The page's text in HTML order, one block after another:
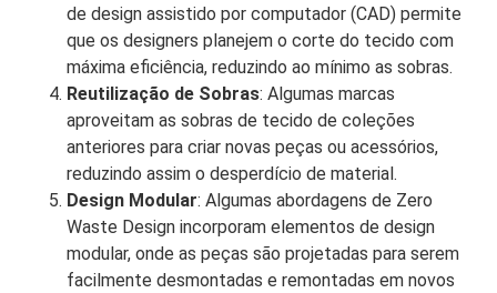
de design assistido por computador (CAD) permite
que os designers planejem o corte do tecido com
máxima eficiência, reduzindo ao mínimo as sobras.
Reutilização de Sobras: Algumas marcas
aproveitam as sobras de tecido de coleções
anteriores para criar novas peças ou acessórios,
reduzindo assim o desperdício de material.
Design Modular: Algumas abordagens de Zero
Waste Design incorporam elementos de design
modular, onde as peças são projetadas para serem
facilmente desmontadas e remontadas em novos